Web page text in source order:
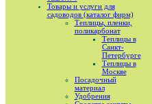
Товары и услуги для
садоводов (каталог фирм)
Теплицы, пленки,
поликарбонат
Теплицы в
Санкт-
Петербурге
Теплицы в
Москве
Посадочный
материал
Удобрения